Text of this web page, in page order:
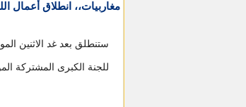
مغاربيات،، انطلاق أعمال
للجنة الكبرى المشتركة